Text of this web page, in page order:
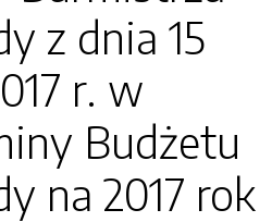
z dnia 15
r. w
Budżetu
na 2017 rok